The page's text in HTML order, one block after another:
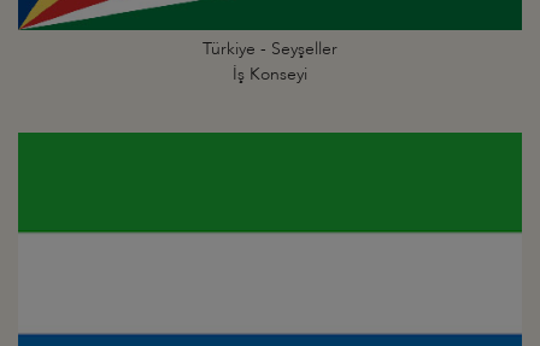
Türkiye - Seyşeller
İş Konseyi